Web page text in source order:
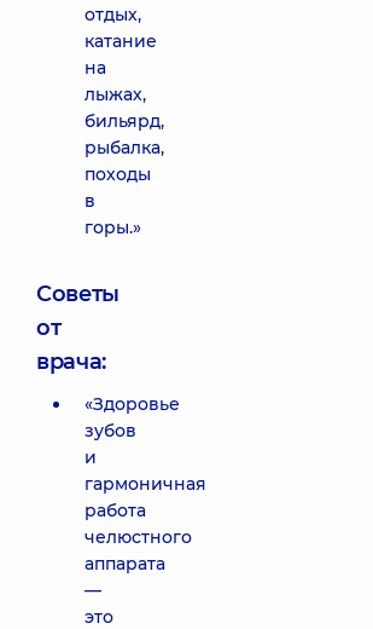
отдых,
катание
на
лыжах,
бильярд,
рыбалка,
походы
в
горы.»
Советы
от
врача:
«Здоровье
зубов
и
гармоничная
работа
челюстного
аппарата
—
это